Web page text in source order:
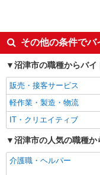
交通費支給
その他の条件で
沼津市の職種からバ
販売・接客サービス
軽作業・製造・物流
IT・クリエイティブ
沼津市の人気の職種
介護職・ヘルパー